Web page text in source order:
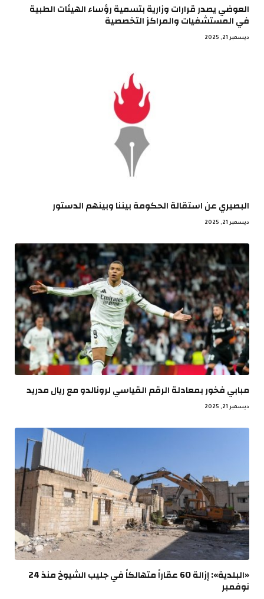
العوضي يصدر قرارات وزارية بتسمية رؤساء الهيئات الطبية
في المستشفيات والمراكز التخصصية
ديسمبر 21, 2025
البصيري عن استقالة الحكومة بيننا وبينهم الدستور
ديسمبر 21, 2025
مبابي فخور بمعادلة الرقم القياسي لرونالدو مع ريال مدريد
ديسمبر 21, 2025
«البلدية»: إزالة 60 عقاراً متهالكاً في جليب الشيوخ منذ 24
نوفمبر